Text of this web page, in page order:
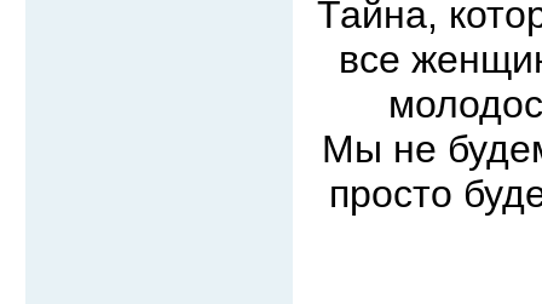
Тайна,
все
Мы не
просто